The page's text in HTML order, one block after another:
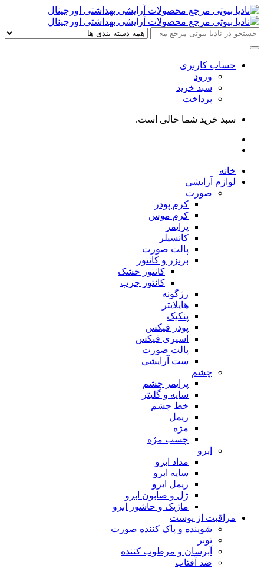
حساب کاربری
ورود
سبد خرید
پرداخت
سبد خرید شما خالی است.
خانه
لوازم آرایشی
صورت
کرم پودر
کرم موس
پرایمر
کانسیلر
پالت صورت
برنزر و کانتور
کانتور خشک
کانتور چرب
رژگونه
هایلایتر
پنکیک
پودر فیکس
اسپری فیکس
پالت صورت
ست آرایشی
چشم
پرایمر چشم
سایه و گلیتر
خط چشم
ریمل
مژه
چسب مژه
ابرو
مداد ابرو
سایه ابرو
ریمل ابرو
ژل و صابون ابرو
ماژیک و حاشور ابرو
مراقبت از پوست
شوینده و پاک کننده صورت
تونر
آبرسان و مرطوب کننده
ضد آفتاب